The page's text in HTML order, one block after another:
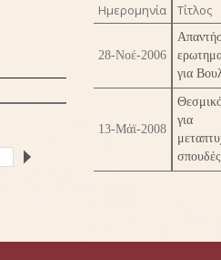
Ημερομηνία Τίτλος
28-Νοέ-2006
για
13-Μάϊ-2008
σπουδές